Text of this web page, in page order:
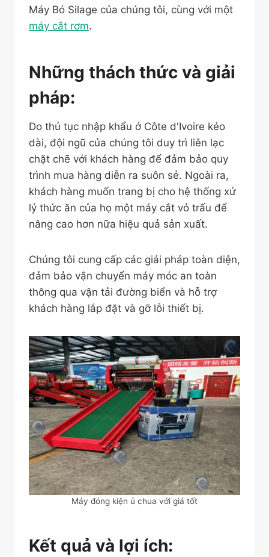
Máy Bó Silage của chúng tôi, cùng với một
máy cắt rơm.
Những thách thức và giải
pháp:
Do thủ tục nhập khẩu ở Côte d'Ivoire kéo
dài, đội ngũ của chúng tôi duy trì liên lạc
chặt chẽ với khách hàng để đảm bảo quy
trình mua hàng diễn ra suôn sẻ. Ngoài ra,
khách hàng muốn trang bị cho hệ thống xử
lý thức ăn của họ một máy cắt vỏ trấu để
nâng cao hơn nữa hiệu quả sản xuất.
Chúng tôi cung cấp các giải pháp toàn diện,
đảm bảo vận chuyển máy móc an toàn
thông qua vận tải đường biển và hỗ trợ
khách hàng lắp đặt và gỡ lỗi thiết bị.
Máy đóng kiện ủ chua với giá tốt
Kết quả và lợi ích: